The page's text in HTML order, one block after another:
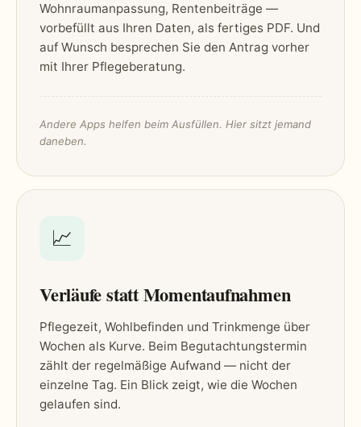
Wohnraumanpassung, Rentenbeiträge —
vorbefüllt aus Ihren Daten, als fertiges PDF. Und
auf Wunsch besprechen Sie den Antrag vorher
mit Ihrer Pflegeberatung.
Andere Apps helfen beim Ausfüllen. Hier sitzt jemand
daneben.
📈
Verläufe statt Momentaufnahmen
Pflegezeit, Wohlbefinden und Trinkmenge über
Wochen als Kurve. Beim Begutachtungstermin
zählt der regelmäßige Aufwand — nicht der
einzelne Tag. Ein Blick zeigt, wie die Wochen
gelaufen sind.